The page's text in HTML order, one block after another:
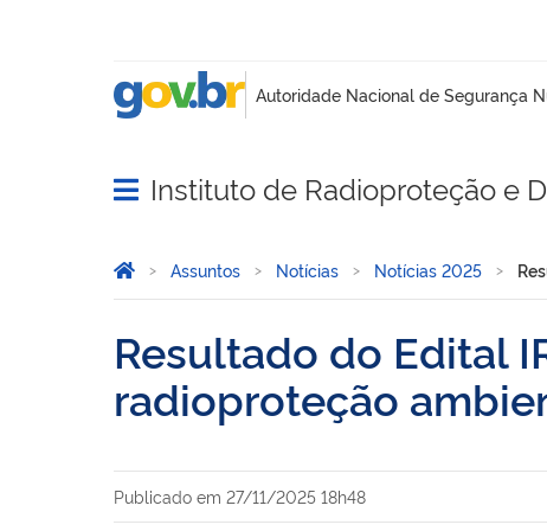
Abrir menu principal de navegação
Instituto de Radioproteção e
Você está aqui:
Página Inicial
Assuntos Notícias Notícias 2025
Resultado do Edital
radioproteção
Publicado em 27/11/2025 18h48